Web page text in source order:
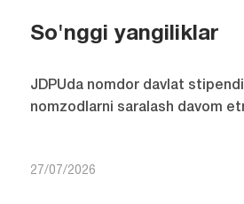
So'nggi yangiliklar
JDPUda nomdor davlat
nomzodlarni saralash davom
27/07/2026